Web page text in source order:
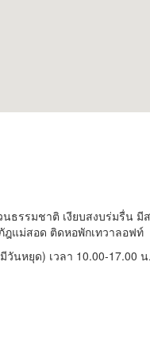
รรมชาติ เงียบสงบร่มรื่น มีส
ฎแม่สอด ติดหอพักเทวาลอฟท์
วันหยุด) เวลา 10.00-17.00 น.